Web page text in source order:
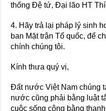
thống Đệ tứ, Đại lão HT
4. Hãy trả lại pháp lý sinh
ban Mặt trận Tổ quốc, để
chính chúng tôi.
Kính thưa quý vị,
Đất nước Việt Nam chúng
nước cũng phải bằng luật
cuộc sống công bằng